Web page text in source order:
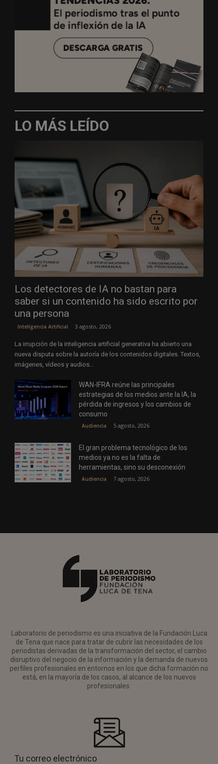
LO MÁS LEÍDO
Los detectores de IA no bastan para
saber si un contenido ha sido escrito por
una persona
Inteligencia Artificial 3 agosto, 2026
La irrupción de la inteligencia artificial generativa ha abierto una
nueva disputa sobre la autoría de los contenidos digitales. Textos,
imágenes, vídeos y audios...
WAN-IFRA reúne las principales
estrategias de los medios ante la IA, la
pérdida de ingresos y los cambios de
consumo
Audiencia 5 agosto, 2026
El gran problema tecnológico de los
medios ya no es la falta de
herramientas, sino su desconexión
Audiencia 7 agosto, 2026
Laboratorio de periodismo es una iniciativa de la Fundación Luca
de Tena que nace para tratar de cubrir las necesidades de los
periodistas derivadas de la transformación del sector, el cambio
disruptivo del negocio de la información y la demanda de nuevos
perfiles profesionales en entornos en los que dicha formación no
está, en la mayoría de los casos, al alcance de los nuevos
profesionales.